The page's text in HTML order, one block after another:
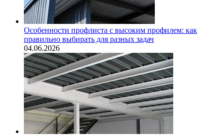
Особенности профлиста с высоким профилем: как
правильно выбирать для разных задач
04.06.2026